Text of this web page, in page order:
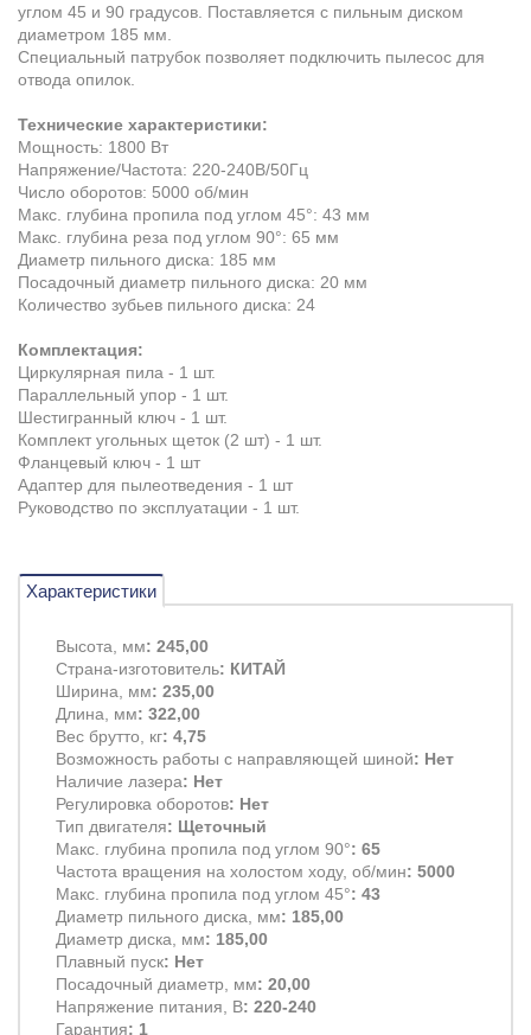
углом 45 и 90 градусов. Поставляется с пильным диском
диаметром 185 мм.
Специальный патрубок позволяет подключить пылесос для
отвода опилок.
Технические характеристики:
Мощность: 1800 Вт
Напряжение/Частота: 220-240В/50Гц
Число оборотов: 5000 об/мин
Макс. глубина пропила под углом 45°: 43 мм
Макс. глубина реза под углом 90°: 65 мм
Диаметр пильного диска: 185 мм
Посадочный диаметр пильного диска: 20 мм
Количество зубьев пильного диска: 24
Комплектация:
Циркулярная пила - 1 шт.
Параллельный упор - 1 шт.
Шестигранный ключ - 1 шт.
Комплект угольных щеток (2 шт) - 1 шт.
Фланцевый ключ - 1 шт
Адаптер для пылеотведения - 1 шт
Руководство по эксплуатации - 1 шт.
Характеристики
Высота, мм: 245,00
Страна-изготовитель: КИТАЙ
Ширина, мм: 235,00
Длина, мм: 322,00
Вес брутто, кг: 4,75
Возможность работы с направляющей шиной: Нет
Наличие лазера: Нет
Регулировка оборотов: Нет
Тип двигателя: Щеточный
Макс. глубина пропила под углом 90°: 65
Частота вращения на холостом ходу, об/мин: 5000
Макс. глубина пропила под углом 45°: 43
Диаметр пильного диска, мм: 185,00
Диаметр диска, мм: 185,00
Плавный пуск: Нет
Посадочный диаметр, мм: 20,00
Напряжение питания, В: 220-240
Гарантия: 1